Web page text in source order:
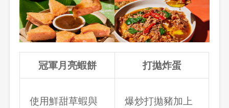
冠軍月亮蝦餅 打拋炸蛋
使用鮮甜草蝦與
爆炒打拋豬加上